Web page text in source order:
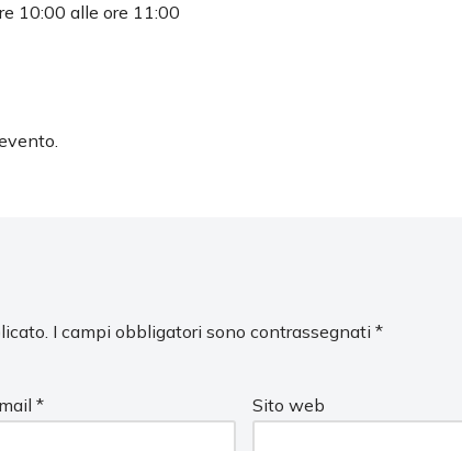
10:00 alle ore 11:00
I campi obbligatori sono contrassegnati *
* Sito web